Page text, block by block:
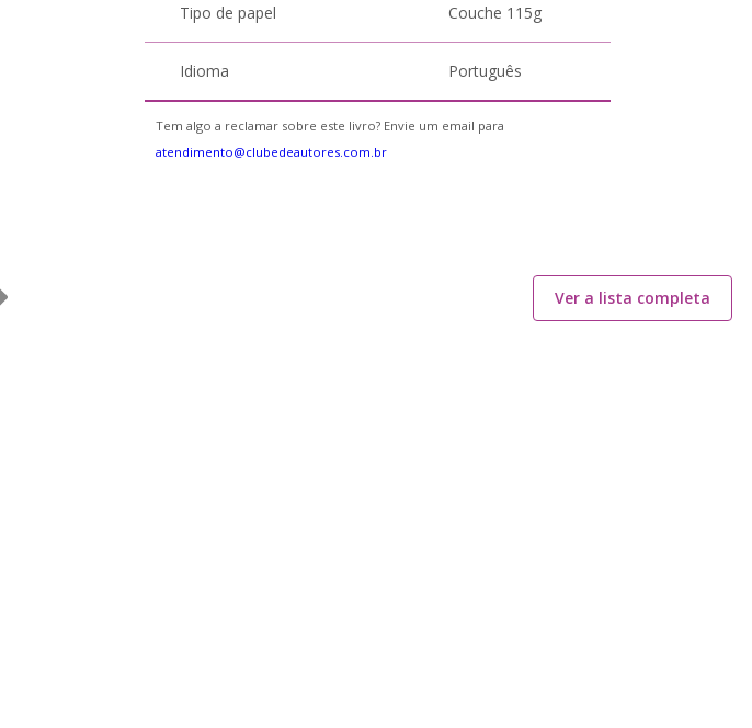
Tipo de papel Couche 115g
Idioma Português
Tem algo a reclamar sobre este livro? Envie um email para
atendimento@clubedeautores.com.br
Ver a lista completa